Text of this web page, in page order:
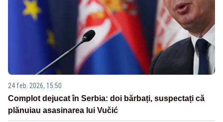
24 feb. 2026, 15:50
Complot dejucat în Serbia: doi bărbați, suspectați că
plănuiau asasinarea lui Vučić